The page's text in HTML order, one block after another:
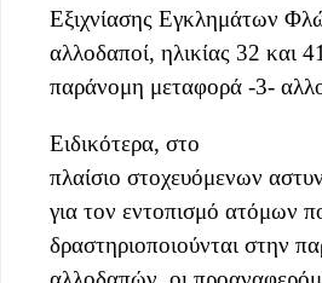
Εξιχνίασης Εγκλημάτων
αλλοδαποί, ηλικίας 32 και
παράνομη μεταφορά -3-
Ειδικότερα, στο
πλαίσιο στοχευόμενων
για τον εντοπισμό ατόμων
δραστηριοποιούνται στην